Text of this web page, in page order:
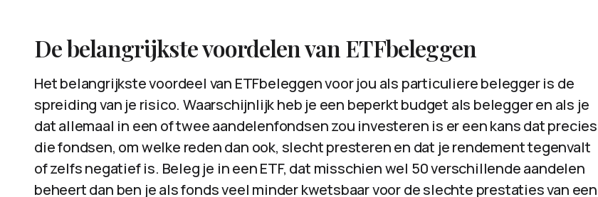
De belangrijkste voordelen van ETFbeleggen
Het belangrijkste voordeel van ETFbeleggen voor jou als particuliere belegger is de
spreiding van je risico. Waarschijnlijk heb je een beperkt budget als belegger en als je
dat allemaal in een of twee aandelenfondsen zou investeren is er een kans dat precies
die fondsen, om welke reden dan ook, slecht presteren en dat je rendement tegenvalt
of zelfs negatief is. Beleg je in een ETF, dat misschien wel 50 verschillende aandelen
beheert dan ben je als fonds veel minder kwetsbaar voor de slechte prestaties van een